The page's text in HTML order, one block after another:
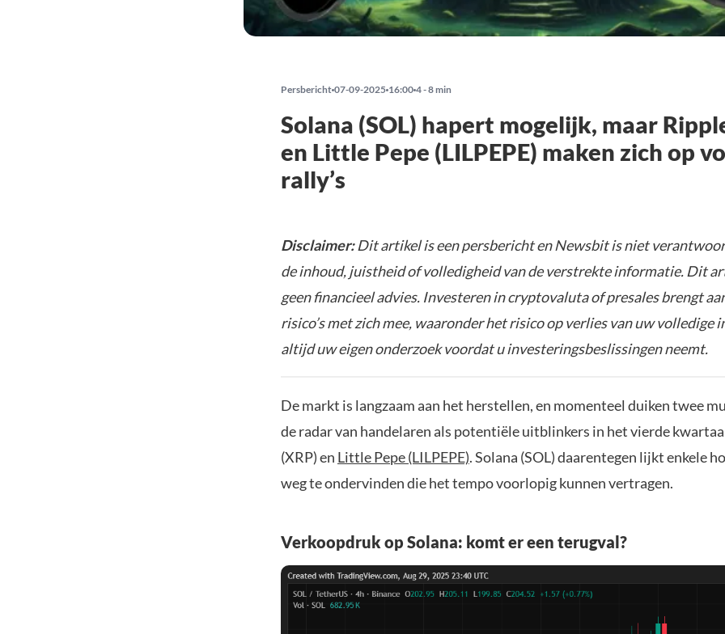
Persbericht 07-09-2025 16:00 4 - 8 min
Solana (SOL) hapert mogelijk, maar
en Little Pepe (LILPEPE) maken zich op
rally’s
Disclaimer:Dit artikel is een persbericht en Newsbit is niet
de inhoud, juistheid of volledigheid van de verstrekte informatie. Dit
geen financieel advies. Investeren in cryptovaluta of presales brengt
risico’s met zich mee, waaronder het risico op verlies van uw volledige
altijd uw eigen onderzoek voordat u investeringsbeslissingen neemt.
De markt is langzaam aan het herstellen, en momenteel duiken twee
de radar van handelaren als potentiële uitblinkers in het vierde
(XRP) en Little Pepe (LILPEPE). Solana (SOL) daarentegen lijkt enkele
weg te ondervinden die het tempo voorlopig kunnen vertragen.
Verkoopdruk op Solana: komt er een terugval?